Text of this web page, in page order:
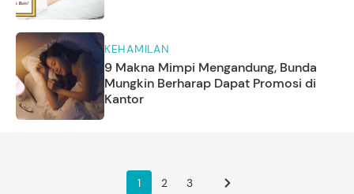
KEHAMILAN
9 Makna Mimpi Mengandung, Bunda
Mungkin Berharap Dapat Promosi di
Kantor
1 2 3